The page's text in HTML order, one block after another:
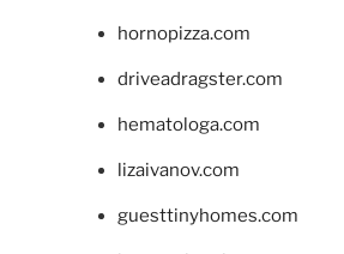
hornopizza.com
driveadragster.com
hematologa.com
lizaivanov.com
guesttinyhomes.com